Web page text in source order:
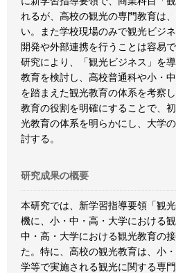
れるが、高校の観光の専門教育は
い。また学校現場のみで観光ビジ
開発や外部連携を行うことは容易
研究により、「観光ビジネス」を
教育を検討し、高校普通科や小・
を踏まえた観光教育の体系を考察
教育の役割を明確にすることで、
光教育の体系を明らかにし、大学
討する。
研究成果の概要
本研究では、新学習指導要領「観
機に、小・中・高・大学における
中・高・大学における観光教育の
た。特に、高校の観光教育は、小
学等で実施される観光に関する専